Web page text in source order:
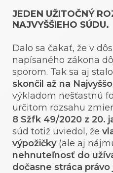
JEDEN UŽITOČNÝ
NAJVYŠŠIEHO SÚDU.
Dalo sa čakať, že v
napísaného zákona
sporom. Tak sa aj
skončil až na
výkladom nešťastnú
určitom rozsahu
8 Sžfk 49/2020 z 20.
súd totiž uviedol, že
výpožičky(ale aj
nehnuteľnosť do
dočasne stráca právo